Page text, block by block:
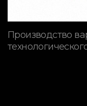
Производство